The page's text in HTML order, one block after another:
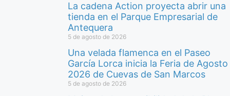
La cadena Action proyecta abrir una
tienda en el Parque Empresarial de
Antequera
5 de agosto de 2026
Una velada flamenca en el Paseo
García Lorca inicia la Feria de Agosto
2026 de Cuevas de San Marcos
5 de agosto de 2026